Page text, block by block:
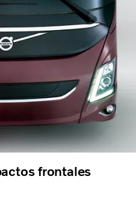
frontales